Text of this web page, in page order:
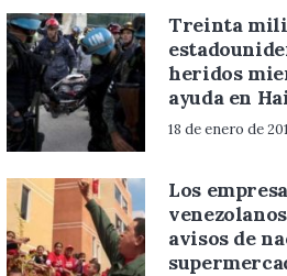
Treinta
heridos
ayuda en
18 de enero de
Los
avisos de